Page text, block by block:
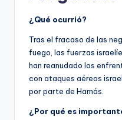
¿Qué ocurrió?
Tras el fracaso de las
fuego, las fuerzas
han reanudado los
con ataques aéreos
por parte de Hamás.
¿Por qué es